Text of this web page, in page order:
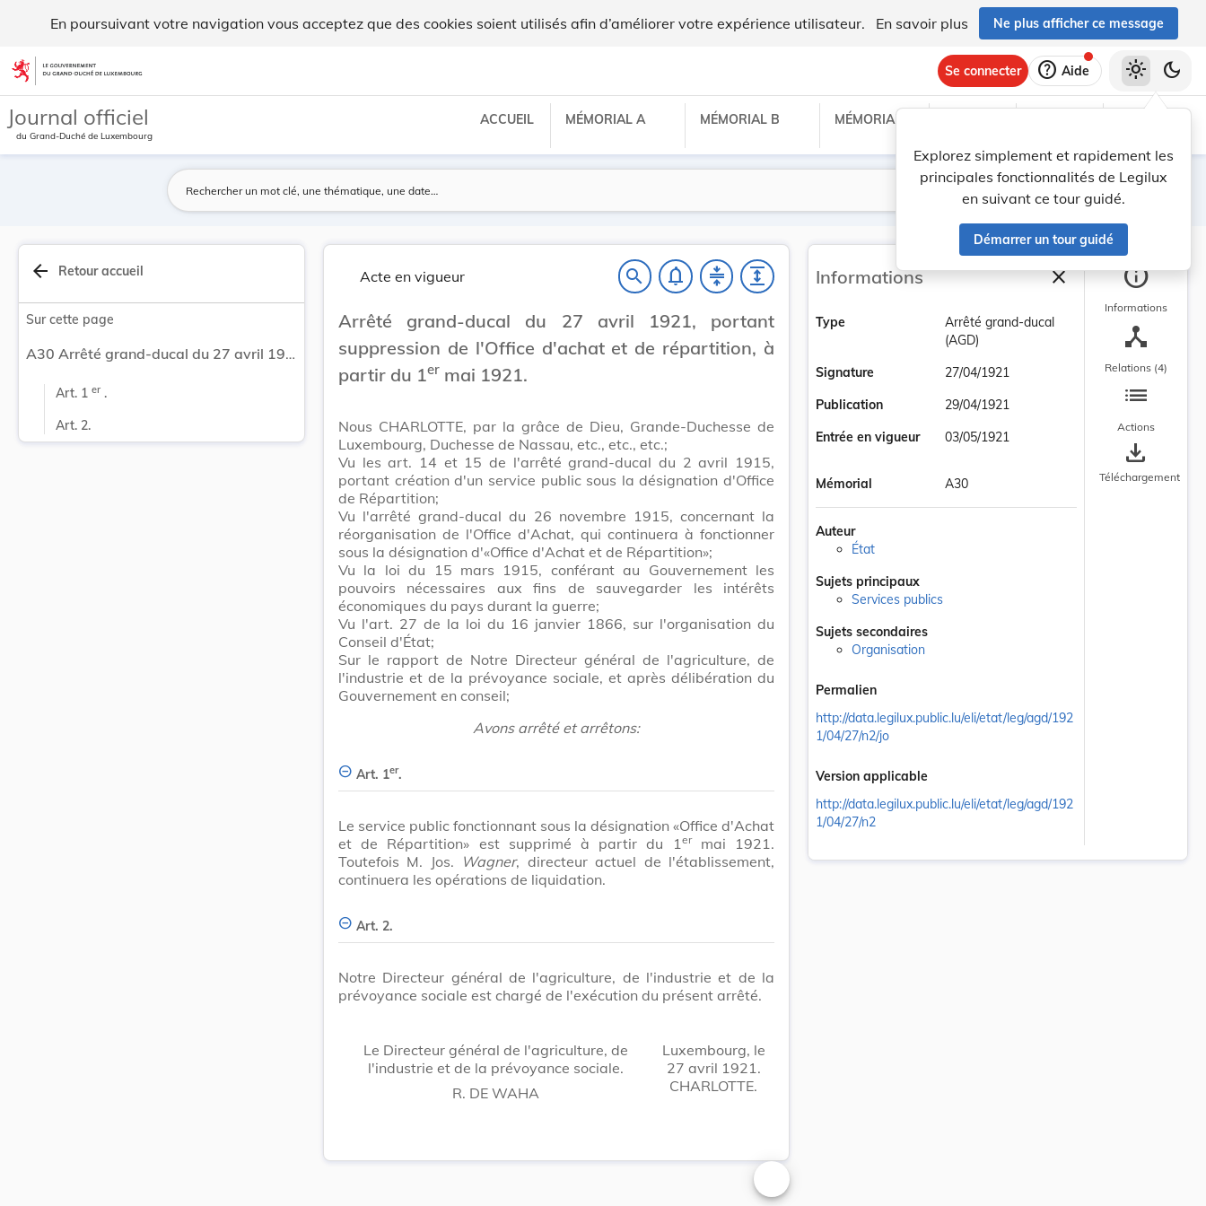
En poursuivant votre navigation vous acceptez que des cookies soient utilisés afin d’améliorer votre expérience utilisateur. En savoir plus Ne plus afficher ce message
Aller au contenu
Se connecter help Aide
Explorez simplement et rapidement les
principales fonctionnalités de Legilux
en suivant ce tour guidé.
Démarrer un tour guidé
light_mode dark_mode
Journal officiel
du Grand-Duché de Luxembourg
ACCUEIL MÉMORIAL A MÉMORIAL B MÉMORIAL C
Lancer la recherche
Filtres
arrow_back Retour accueil
Sur cette page
A30 Arrêté grand-ducal du 27 avril 1921 portant suppression de l'Office d'achat et de répartition à partir du 1er mai 1921.
Art. 1 er .
Art. 2.
Acte en vigueur search notifications_none compress expand
Arrêté grand-ducal du 27 avril 1921, portant
suppression de l'Office d'achat et de répartition, à
partir du 1er mai 1921.
Nous CHARLOTTE, par la grâce de Dieu, Grande-Duchesse de
Luxembourg, Duchesse de Nassau, etc., etc., etc.;
Vu les art. 14 et 15 de l'arrêté grand-ducal du 2 avril 1915,
portant création d'un service public sous la désignation d'Office
de Répartition;
Vu l'arrêté grand-ducal du 26 novembre 1915, concernant la
réorganisation de l'Office d'Achat, qui continuera à fonctionner
sous la désignation d'«Office d'Achat et de Répartition»;
Vu la loi du 15 mars 1915, conférant au Gouvernement les
pouvoirs nécessaires aux fins de sauvegarder les intérêts
économiques du pays durant la guerre;
Vu l'art. 27 de la loi du 16 janvier 1866, sur l'organisation du
Conseil d'État;
Sur le rapport de Notre Directeur général de l'agriculture, de
l'industrie et de la prévoyance sociale, et après délibération du
Gouvernement en conseil;
Avons arrêté et arrêtons:
Art. 1er.
Le service public fonctionnant sous la désignation «Office d'Achat
et de Répartition» est supprimé à partir du 1 ermai 1921.
Toutefois M. Jos. Wagner, directeur actuel de l'établissement,
continuera les opérations de liquidation.
Art. 2.
Notre Directeur général de l'agriculture, de l'industrie et de la
prévoyance sociale est chargé de l'exécution du présent arrêté.
Le Directeur général de l'agriculture, de
l'industrie et de la prévoyance sociale.
R. DE WAHA
Luxembourg, le
27 avril 1921.
CHARLOTTE.
Changer la taille du texte
Informations closeFermer la barre
Type
Arrêté grand-ducal
(AGD)
Signature
27/04/1921
Publication
29/04/1921
Entrée en vigueur
03/05/1921
Mémorial A30
Auteur
État
Sujets principaux
Services publics
Sujets secondaires
Organisation
Permalien
http://data.legilux.public.lu/eli/etat/leg/agd/192
1/04/27/n2/jo
Version applicable
http://data.legilux.public.lu/eli/etat/leg/agd/192
1/04/27/n2
info
Informations
device_hub
Relations (4)
list
Actions
save_alt
Téléchargement